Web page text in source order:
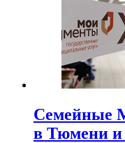
Семейные
в Тюмени